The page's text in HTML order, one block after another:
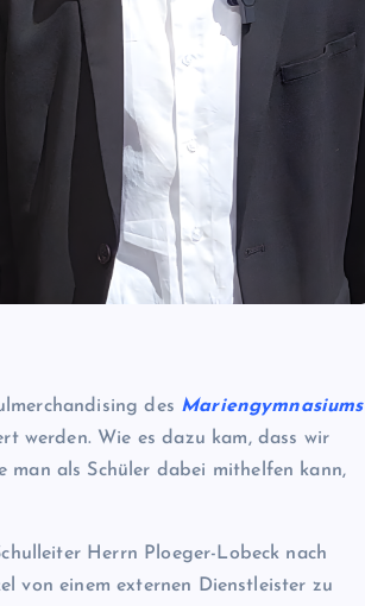
des Mariengymnasiums
werden. Wie es dazu kam, dass wir
man als Schüler dabei mithelfen kann,
Herrn Ploeger-Lobeck nach
von einem externen Dienstleister zu